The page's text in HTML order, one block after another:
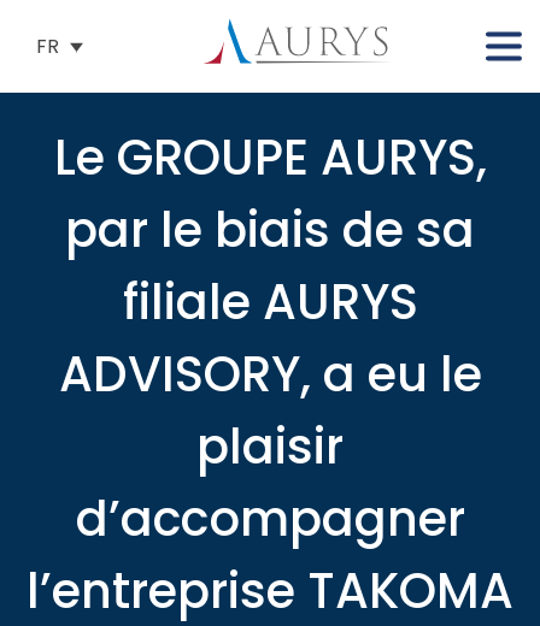
FR
Le GROUPE AURYS,
par le biais de sa
filiale AURYS
ADVISORY, a eu le
plaisir
d’accompagner
l’entreprise TAKOMA